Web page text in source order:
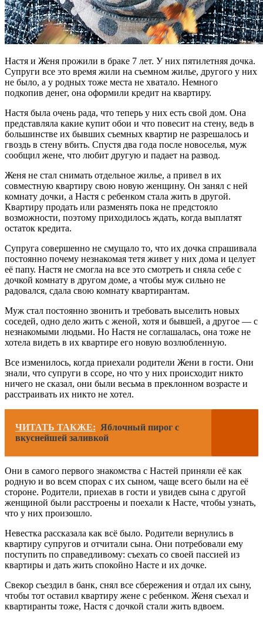
Настя и Женя прожили в браке 7 лет. У них пятилетняя дочка.
Супруги все это время жили на съемном жилье, другого у них
не было, а у родных тоже места не хватало. Немного
подкопив денег, она оформили кредит на квартиру.
Настя была очень рада, что теперь у них есть свой дом. Она
представляла какие купит обои и что повесит на стену, ведь в
большинстве их бывших съемных квартир не разрешалось и
гвоздь в стену вбить. Спустя два года после новоселья, муж
сообщил жене, что любит другую и падает на развод.
Женя не стал снимать отдельное жилье, а привел в их
совместную квартиру свою новую женщину. Он занял с ней
комнату дочки, а Настя с ребенком стала жить в другой.
Квартиру продать или разменять пока не предстояло
возможности, поэтому приходилось ждать, когда выплатят
остаток кредита.
Супруга совершенно не смущало то, что их дочка спрашивала
постоянно почему незнакомая тетя живет у них дома и целует
её папу. Настя не смогла на все это смотреть и сняла себе с
дочкой комнату в другом доме, а чтобы муж сильно не
радовался, сдала свою комнату квартирантам.
Муж стал постоянно звонить и требовать выселить новых
соседей, одно дело жить с женой, хотя и бывшей, а другое — с
незнакомыми людьми. Но Настя не соглашалась, она тоже не
хотела видеть в их квартире его новую возлюбленную.
Все изменилось, когда приехали родители Жени в гости. Они
знали, что супруги в ссоре, но что у них происходит никто
ничего не сказал, они были весьма в преклонном возрасте и
расстраивать их никто не хотел.
ЧИТАТЬ ТАКЖЕ: Яблочный пирог с
вкуснейшей заливкой
Они в самого первого знакомства с Настей приняли её как
родную и во всем спорах с их сыном, чаще всего были на её
стороне. Родители, приехав в гости и увидев сына с другой
женщиной были расстроены и поехали к Насте, чтобы узнать,
что у них произошло.
Невестка рассказала как всё было. Родители вернулись в
квартиру супругов и отчитали сына. Они потребовали ему
поступить по справедливому: съехать со своей пассией из
квартиры и дать жить спокойно Насте и их дочке.
Свекор съездил в банк, снял все сбережения и отдал их сыну,
чтобы тот оставил квартиру жене с ребенком. Женя съехал и
квартиранты тоже, Настя с дочкой стали жить вдвоем.